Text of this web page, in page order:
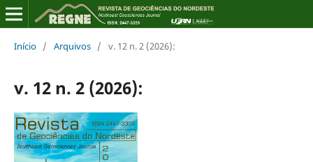
Início / Arquivos / v. 12 n. 2 (2026):
v. 12 n. 2 (2026):